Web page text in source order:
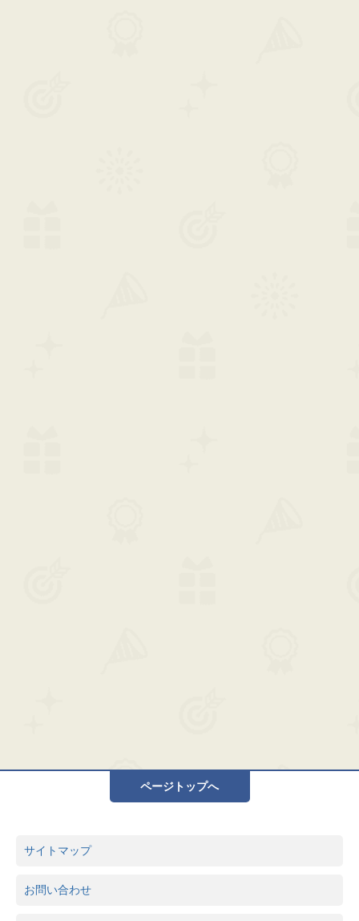
ページトップへ
サイトマップ
お問い合わせ